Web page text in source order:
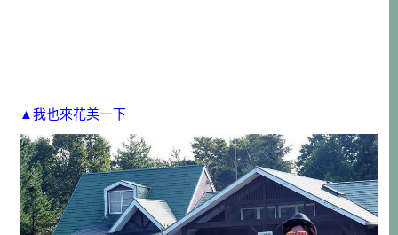
▲我也來花美一下